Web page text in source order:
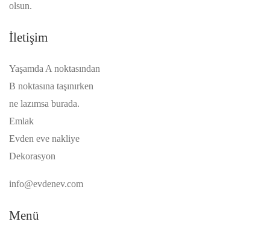
olsun.
İletişim
Yaşamda A noktasından
B noktasına taşınırken
ne lazımsa burada.
Emlak
Evden eve nakliye
Dekorasyon
info@evdenev.com
Menü